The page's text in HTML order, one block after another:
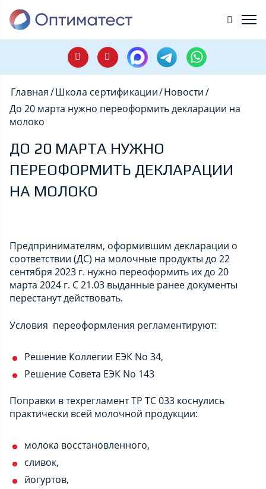
Главная/Школа сертификации/Новости/
До 20 марта нужно переоформить декларации на
молоко
ДО 20 МАРТА НУЖНО
ПЕРЕОФОРМИТЬ ДЕКЛАРАЦИИ
НА МОЛОКО
Предпринимателям, оформившим декларации о
соответствии (ДС) на молочные продукты до 22
сентября 2023 г. нужно переоформить их до 20
марта 2024 г. С 21.03 выданные ранее документы
перестанут действовать.
Условия переоформления регламентируют:
Решение Коллегии ЕЭК No 34,
Решение Совета ЕЭК No 143
Поправки в техрегламент ТР ТС 033 коснулись
практически всей молочной продукции:
молока восстановленного,
сливок,
йогуртов,